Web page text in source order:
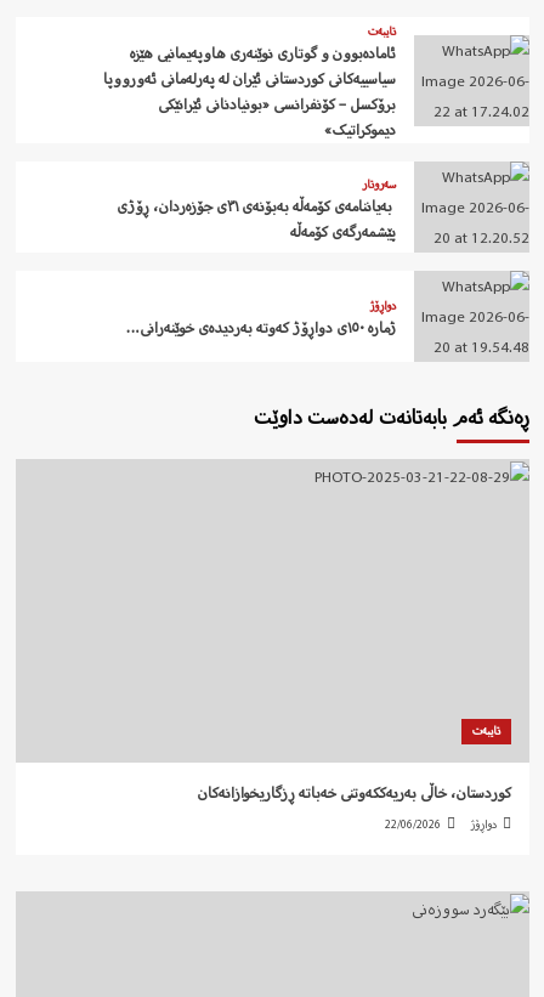
تایبەت
ئامادەبوون و گوتاری نوێنەری هاوپەیمانیی هێزە
سیاسییەکانی کوردستانی ئێران لە پەرلەمانی ئەورووپا
برۆکسل – کۆنفرانسی «بونیادنانی ئێرانێکی
دیموکراتیک»
سەروتار
‍ بەیاننامەی کۆمەڵە بەبۆنەی ٣١ی جۆزەردان، ڕۆژی
پێشمەرگەی کۆمەڵە
دواڕۆژ
ژمارە ١٥٠ی دواڕۆژ کەوتە بەردیدەی خوێنەرانی…
ڕەنگە ئەم بابەتانەت لەدەست داوێت
تایبەت
کوردستان، خاڵی بەریەککەوتنی خەباتە ڕزگاریخوازانەکان
دواڕۆژ 22/06/2026